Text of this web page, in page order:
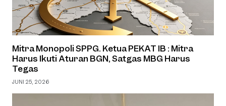
Mitra Monopoli SPPG. Ketua PEKAT IB : Mitra
Harus Ikuti Aturan BGN, Satgas MBG Harus
Tegas
JUNI 25, 2026